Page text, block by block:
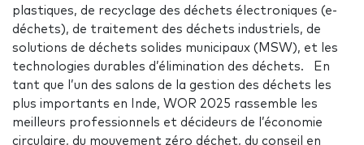
plastiques, de recyclage des déchets électroniques (e-
déchets), de traitement des déchets industriels, de
solutions de déchets solides municipaux (MSW), et les
technologies durables d’élimination des déchets. En
tant que l’un des salons de la gestion des déchets les
plus importants en Inde, WOR 2025 rassemble les
meilleurs professionnels et décideurs de l’économie
circulaire, du mouvement zéro déchet, du conseil en